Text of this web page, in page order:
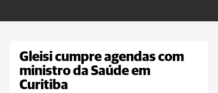
Gleisi cumpre agendas com
ministro da Saúde em
Curitiba